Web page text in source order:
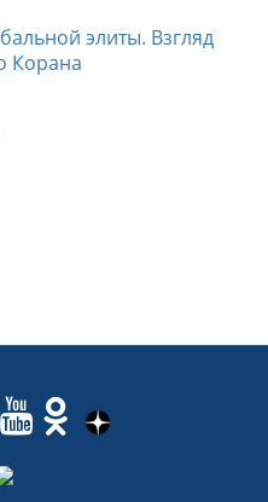
элиты. Взгляд
Корана